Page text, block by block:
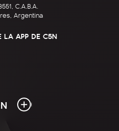
C.A.B.A.
Argentina
LA APP DE C5N